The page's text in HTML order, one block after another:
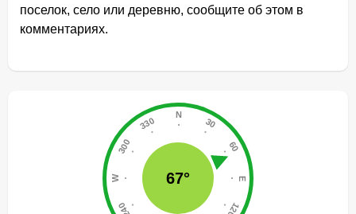
поселок, село или деревню, сообщите об этом в
комментариях.
67°